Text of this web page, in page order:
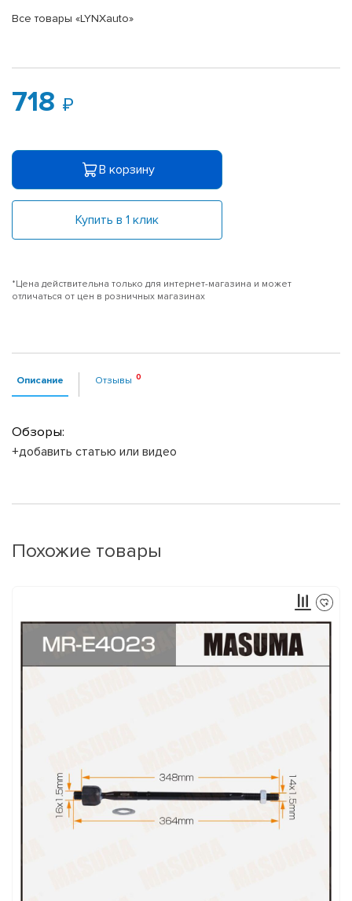
Все товары «LYNXauto»
718
В корзину
Купить в 1 клик
*Цена действительна только для интернет-магазина и может
отличаться от цен в розничных магазинах
Описание Отзывы
Обзоры:
+добавить статью или видео
Похожие товары